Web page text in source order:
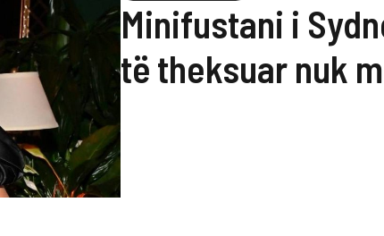
Minifustani i
të theksuar nuk